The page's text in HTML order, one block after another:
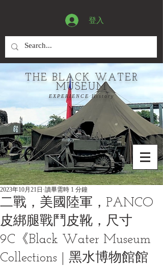
登入
THE BLACK WATER
MUSEUM
EXPERIENCE History
二戰，美國陸軍，PANCO
皮綁腿戰鬥皮靴，尺寸
9C《Black Water Museum
Collections | 黑水博物館館
2023年10月21日 讀畢需時 1 分鐘